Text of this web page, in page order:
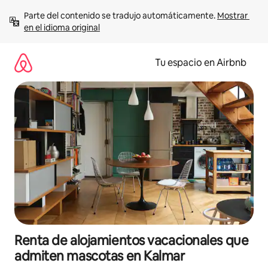
contenido
Parte del contenido se tradujo automáticamente. Mostrar
en el idioma original
Tu espacio en Airbnb
Renta de alojamientos vacacionales que
admiten mascotas en Kalmar